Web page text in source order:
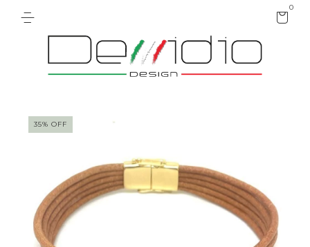
0
35% OFF